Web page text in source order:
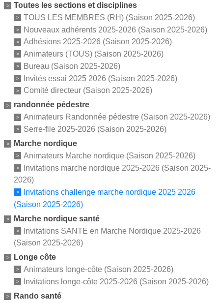
Toutes les sections et disciplines
TOUS LES MEMBRES (RH) (Saison 2025-2026)
Nouveaux adhérents 2025-2026 (Saison 2025-2026)
Adhésions 2025-2026 (Saison 2025-2026)
Animateurs (TOUS) (Saison 2025-2026)
Bureau (Saison 2025-2026)
Invités essai 2025 2026 (Saison 2025-2026)
Comité directeur (Saison 2025-2026)
randonnée pédestre
Animateurs Randonnée pédestre (Saison 2025-2026)
Serre-file 2025-2026 (Saison 2025-2026)
Marche nordique
Animateurs Marche nordique (Saison 2025-2026)
Invitations marche nordique 2025-2026 (Saison 2025-
2026)
Invitations challenge marche nordique 2025 2026
(Saison 2025-2026)
Marche nordique santé
Invitations SANTE en Marche Nordique 2025-2026
(Saison 2025-2026)
Longe côte
Animateurs longe-côte (Saison 2025-2026)
Invitations longe-côte 2025-2026 (Saison 2025-2026)
Rando santé